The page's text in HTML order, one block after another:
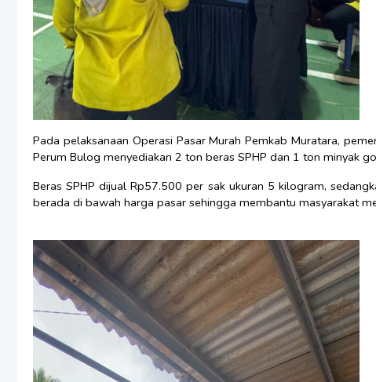
Pada pelaksanaan Operasi Pasar Murah Pemkab Muratara,
Perum Bulog menyediakan 2 ton beras SPHP dan 1 ton minyak
Beras SPHP dijual Rp57.500 per sak ukuran 5 kilogram,
berada di bawah harga pasar sehingga membantu masyarakat